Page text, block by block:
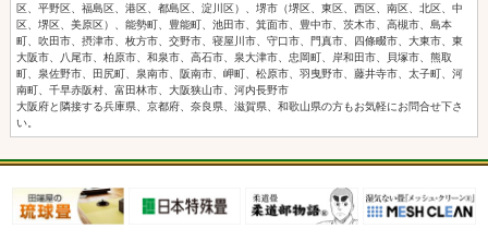
区、平野区、福島区、港区、都島区、淀川区）、堺市（堺区、東区、西区、南区、北区、中
区、堺区、美原区）、能勢町、豊能町、池田市、箕面市、豊中市、茨木市、高槻市、島本
町、吹田市、摂津市、枚方市、交野市、寝屋川市、守口市、門真市、四條畷市、大東市、東
大阪市、八尾市、柏原市、和泉市、高石市、泉大津市、忠岡町、岸和田市、貝塚市、熊取
町、泉佐野市、田尻町、泉南市、阪南市、岬町、松原市、羽曳野市、藤井寺市、太子町、河
南町、千早赤阪村、富田林市、大阪狭山市、河内長野市
大阪府と隣接する兵庫県、京都府、奈良県、滋賀県、和歌山県の方もお気軽にお問合せ下さ
い。